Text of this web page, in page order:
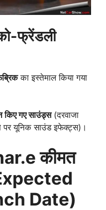
फ्रेंडली
का इस्तेमाल किया गया
किए गए साउंड्स(दरवाजा
पर यूनिक साउंड इफेक्ट्स)।
कीमत
Date)